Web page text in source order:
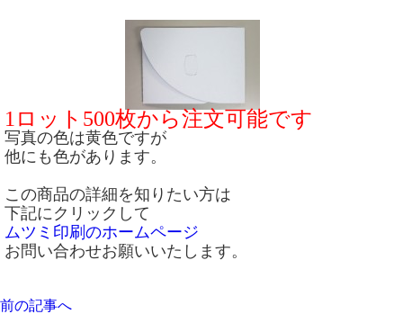
1ロット500枚から注文可能です
写真の色は黄色ですが
他にも色があります。
この商品の詳細を知りたい方は
下記にクリックして
ムツミ印刷のホームページ
お問い合わせお願いいたします。
前の記事へ